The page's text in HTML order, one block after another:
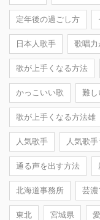
定年後の過ごし方
日本人歌手 歌唱力
歌が上手くなる方法
かっこいい歌 難し
歌が上手くなる方法雄
人気歌手 人気歌
通る声を出す方法
北海道事務所 芸濃
東北 宮城県